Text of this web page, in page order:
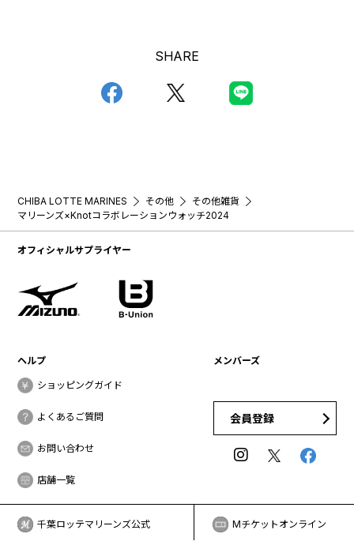
SHARE
CHIBA LOTTE MARINES その他
その他雑貨
マリーンズ×Knotコラボレーションウォッチ2024
オフィシャルサプライヤー
ヘルプ
ショッピングガイド
よくあるご質問
お問い合わせ
店舗一覧
メンバーズ
会員登録
千葉ロッテマリーンズ公式 Mチケットオンライン